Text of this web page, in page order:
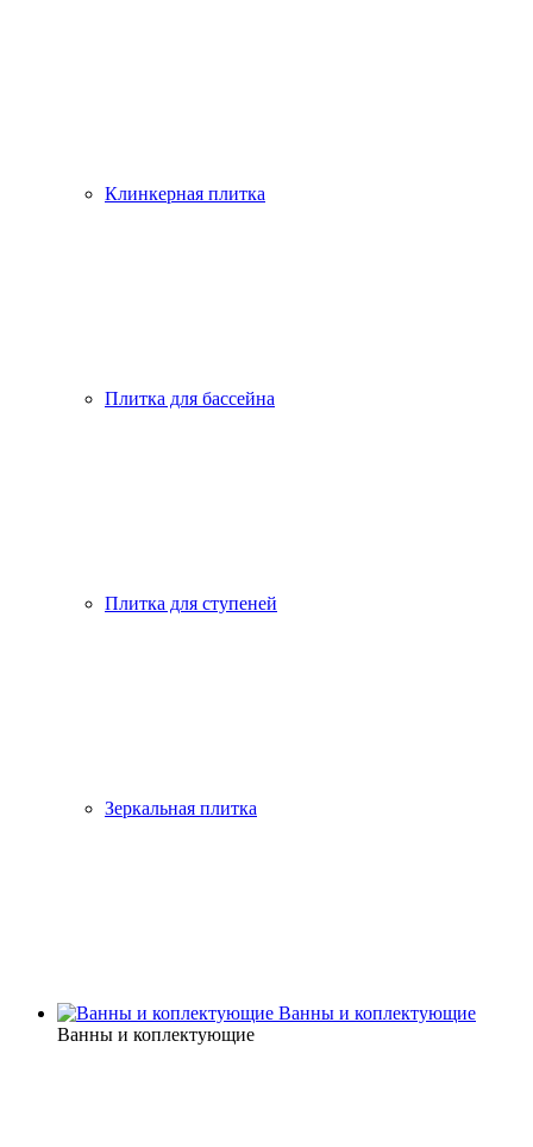
Клинкерная плитка
Плитка для бассейна
Плитка для ступеней
Зеркальная плитка
Ванны и коплектующие
Ванны и коплектующие